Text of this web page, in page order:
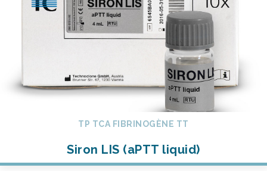
TP TCA FIBRINOGÈNE TT
Siron LIS (aPTT liquid)